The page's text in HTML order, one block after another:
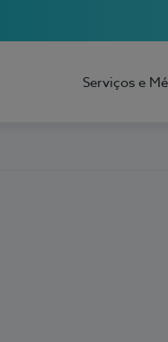
Serviços e